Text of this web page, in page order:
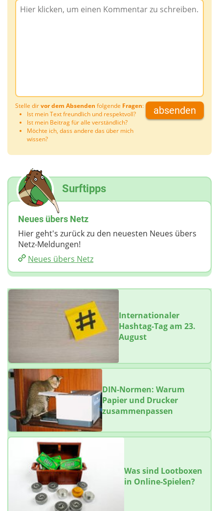
Stelle dirvor dem Absenden folgende Fragen:
Ist mein Text freundlich und respektvoll?
Ist mein Beitrag für alle verständlich?
Möchte ich, dass andere das über mich
wissen?
absenden
Surftipps
Neues übers Netz
Hier geht's zurück zu den neuesten Neues übers
Netz-Meldungen!
Neues übers Netz
Internationaler
Hashtag-Tag am 23.
August
DIN-Normen: Warum
Papier und Drucker
zusammenpassen
Was sind Lootboxen
in Online-Spielen?